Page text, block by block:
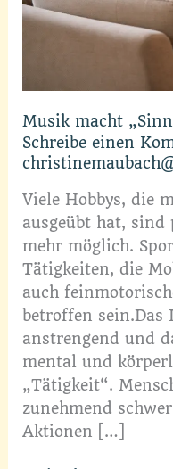
Musik macht
Schreibe einen
Viele Hobbys, die
ausgeübt hat,
mehr möglich.
Tätigkeiten, die
auch
betroffen sein.Das
anstrengend und
mental und
„Tätigkeit“.
zunehmend
Aktionen […]